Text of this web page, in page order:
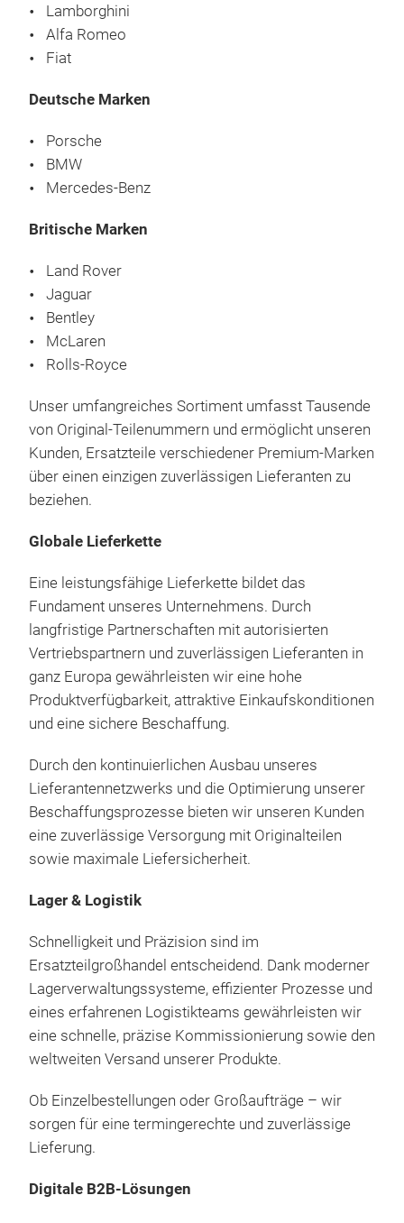
Lamborghini
Alfa Romeo
Fiat
Deutsche Marken
Porsche
BMW
Mercedes-Benz
Britische Marken
Land Rover
Jaguar
Bentley
McLaren
Rolls-Royce
Unser umfangreiches Sortiment umfasst Tausende
von Original-Teilenummern und ermöglicht unseren
Kunden, Ersatzteile verschiedener Premium-Marken
über einen einzigen zuverlässigen Lieferanten zu
beziehen.
Globale Lieferkette
Eine leistungsfähige Lieferkette bildet das
Fundament unseres Unternehmens. Durch
langfristige Partnerschaften mit autorisierten
Vertriebspartnern und zuverlässigen Lieferanten in
ganz Europa gewährleisten wir eine hohe
Produktverfügbarkeit, attraktive Einkaufskonditionen
und eine sichere Beschaffung.
Durch den kontinuierlichen Ausbau unseres
Lieferantennetzwerks und die Optimierung unserer
Beschaffungsprozesse bieten wir unseren Kunden
eine zuverlässige Versorgung mit Originalteilen
sowie maximale Liefersicherheit.
Lager & Logistik
Schnelligkeit und Präzision sind im
Ersatzteilgroßhandel entscheidend. Dank moderner
Lagerverwaltungssysteme, effizienter Prozesse und
eines erfahrenen Logistikteams gewährleisten wir
eine schnelle, präzise Kommissionierung sowie den
weltweiten Versand unserer Produkte.
Ob Einzelbestellungen oder Großaufträge – wir
sorgen für eine termingerechte und zuverlässige
Lieferung.
Digitale B2B-Lösungen